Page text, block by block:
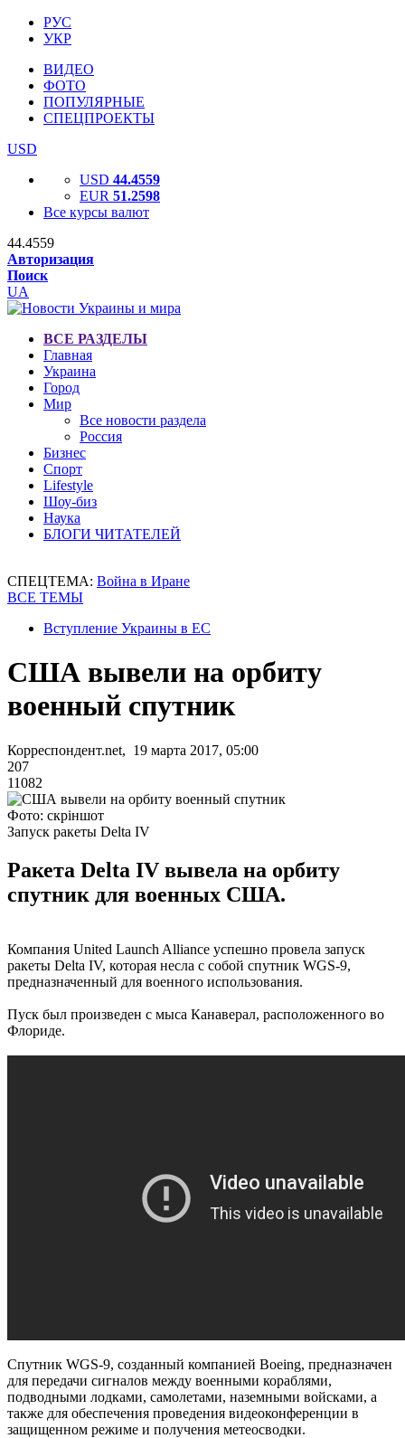
РУС
УКР
ВИДЕО
ФОТО
ПОПУЛЯРНЫЕ
СПЕЦПРОЕКТЫ
USD
USD 44.4559
EUR 51.2598
Все курсы валют
44.4559
Авторизация
Поиск
UA
ВСЕ РАЗДЕЛЫ
Главная
Украина
Город
Мир
Все новости раздела
Россия
Бизнес
Спорт
Lifestyle
Шоу-биз
Наука
БЛОГИ ЧИТАТЕЛЕЙ
СПЕЦТЕМА: Война в Иране
ВСЕ ТЕМЫ
Вступление Украины в ЕС
США вывели на орбиту
военный спутник
Корреспондент.net, 19 марта 2017, 05:00
207
11082
Фото: скріншот
Запуск ракеты Delta IV
Ракета Delta IV вывела на орбиту
спутник для военных США.
Компания United Launch Alliance успешно провела запуск
ракеты Delta IV, которая несла с собой спутник WGS-9,
предназначенный для военного использования.
Пуск был произведен с мыса Канаверал, расположенного во
Флориде.
Спутник WGS-9, созданный компанией Boeing, предназначен
для передачи сигналов между военными кораблями,
подводными лодками, самолетами, наземными войсками, а
также для обеспечения проведения видеоконференции в
защищенном режиме и получения метеосводки.